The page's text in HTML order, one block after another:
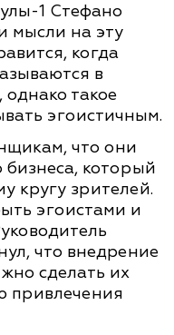
1 Стефано
мысли на эту
когда
в
такое
эгоистичным.
что они
бизнеса, который
кругу зрителей.
эгоистами и
что внедрение
сделать их
привлечения